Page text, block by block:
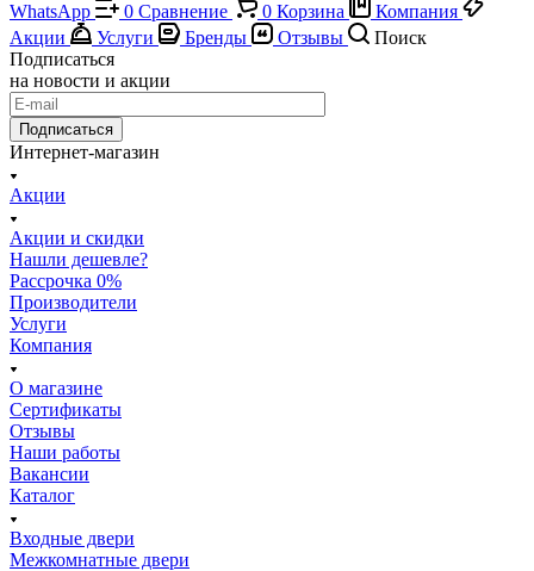
WhatsApp
0 Сравнение 0 Корзина
Компания
Акции
Услуги Бренды Отзывы
Поиск
Подписаться
на новости и акции
Подписаться
Интернет-магазин
Акции
Акции и скидки
Нашли дешевле?
Рассрочка 0%
Производители
Услуги
Компания
О магазине
Сертификаты
Отзывы
Наши работы
Вакансии
Каталог
Входные двери
Межкомнатные двери